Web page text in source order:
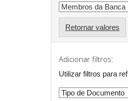
Retornar valores
Adicionar filtros:
Utilizar filtros para